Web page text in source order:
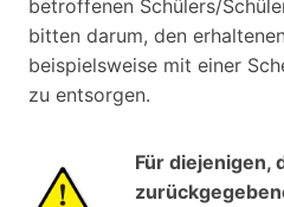
betroffenen Schülers/
bitten darum, den
beispielsweise mit einer
zu entsorgen.​
Für diejenigen,